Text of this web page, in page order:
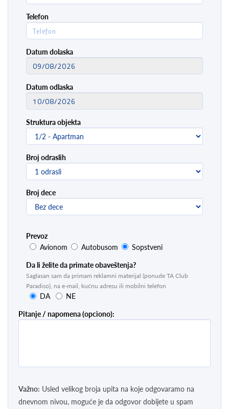
Telefon
Datum dolaska
Datum odlaska
Struktura objekta
Broj odraslih
Broj dece
Prevoz
Avionom
Autobusom Sopstveni
Da li želite da primate obaveštenja?
Saglasan sam da primam reklamni materijal (ponude TA Club
Paradiso), na e-mail, kućnu adresu ili mobilni telefon
DA NE
Pitanje / napomena (opciono):
Važno: Usled velikog broja upita na koje odgovaramo na
dnevnom nivou, moguće je da odgovor dobijete u spam